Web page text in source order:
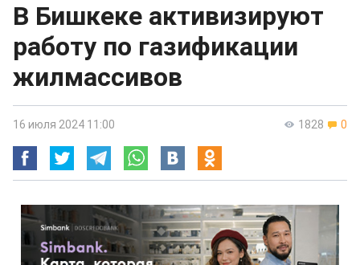
В Бишкеке активизируют
работу по газификации
жилмассивов
1828 0
16 июля 2024 11:00